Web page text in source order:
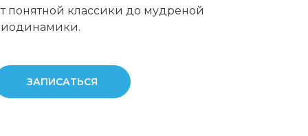
понятной классики до мудреной
ЗАПИСАТЬСЯ